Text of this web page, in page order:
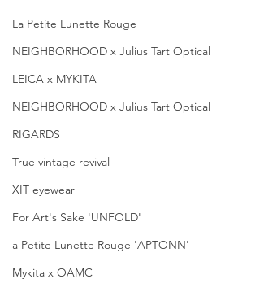
La Petite Lunette Rouge
NEIGHBORHOOD x Julius Tart Optical
LEICA x MYKITA
NEIGHBORHOOD x Julius Tart Optical
RIGARDS
True vintage revival
XIT eyewear
For Art's Sake 'UNFOLD'
a Petite Lunette Rouge 'APTONN'
Mykita x OAMC